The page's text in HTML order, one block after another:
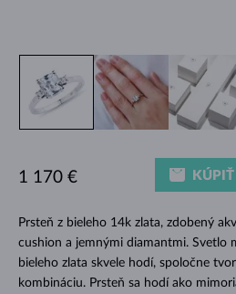
Prsteň z bieleho 14k zlata, zdobený
cushion a jemnými diamantmi. Svetlo
bieleho zlata skvele hodí, spoločne
kombináciu. Prsteň sa hodí ako
1 170 € KÚPIŤ